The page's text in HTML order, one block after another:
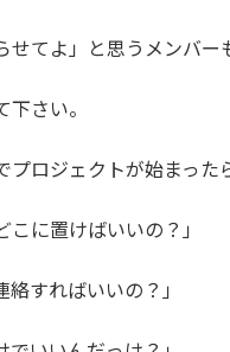
せてよ」と思うメンバー
さい。
プロジェクトが始まった
こに置けばいいの？」
絡すればいいの？」